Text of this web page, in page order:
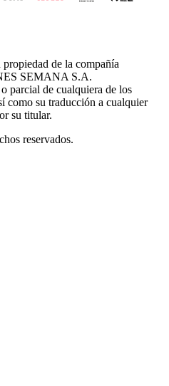
propiedad de la compañía
SEMANA S.A.
parcial de cualquiera de los
como su traducción a cualquier
su titular.
reservados.